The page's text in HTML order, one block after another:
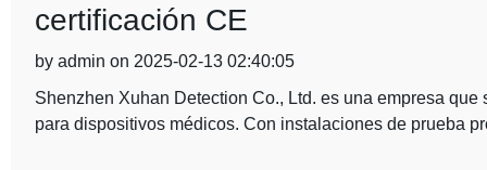
certificación CE
by admin on 2025-02-13 02:40:05
Shenzhen Xuhan Detection Co., Ltd. es una empresa
para dispositivos médicos. Con instalaciones de prueba